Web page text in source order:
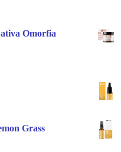
Omorfia
Grass